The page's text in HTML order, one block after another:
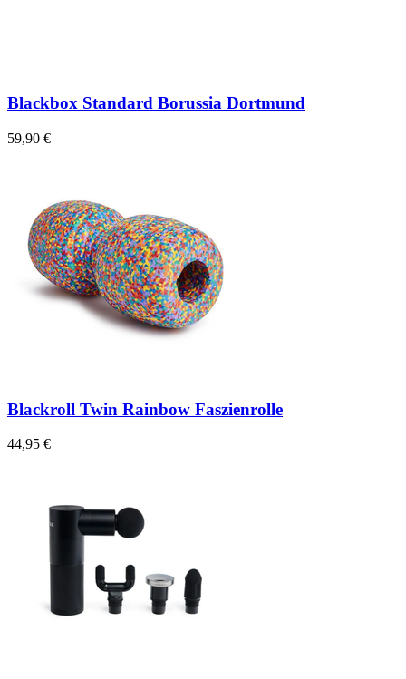
Blackbox Standard Borussia Dortmund
59,90 €
Blackroll Twin Rainbow Faszienrolle
44,95 €